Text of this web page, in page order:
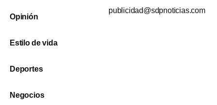
Opinión
Estilo de vida
Deportes
Negocios
publicidad@sdpnoticias.com